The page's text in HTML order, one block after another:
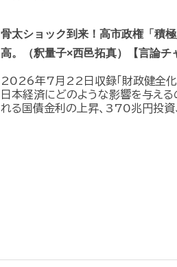
骨太ショック到来！高市政権「積
高。（釈量子×西邑拓真）【言論チ
2026年7月22日収録「財政健全化
日本経済にどのような影響を与える
れる国債金利の上昇、370兆円投資